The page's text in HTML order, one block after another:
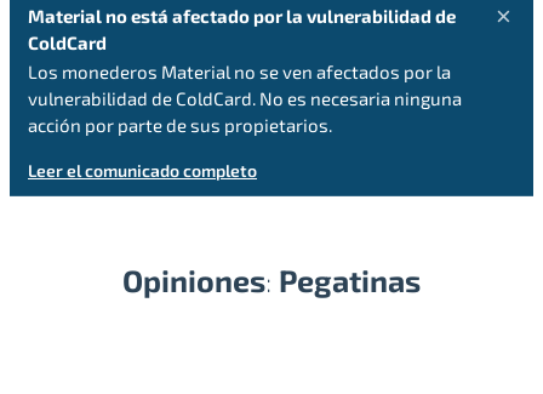
Material no está afectado por la vulnerabilidad de
ColdCard
Los monederos Material no se ven afectados por la
vulnerabilidad de ColdCard. No es necesaria ninguna
acción por parte de sus propietarios.
Leer el comunicado completo
×
Opiniones: Pegatinas